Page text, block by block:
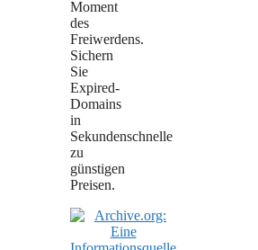
Moment
des
Freiwerdens.
Sichern
Sie
Expired-
Domains
in
Sekundenschnelle
zu
günstigen
Preisen.